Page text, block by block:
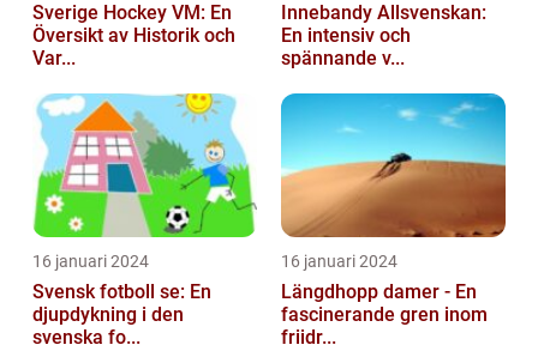
Sverige Hockey VM: En
Översikt av Historik och
Var...
Innebandy Allsvenskan:
En intensiv och
spännande v...
16 januari 2024
Svensk fotboll se: En
djupdykning i den
svenska fo...
16 januari 2024
Längdhopp damer - En
fascinerande gren inom
friidr...